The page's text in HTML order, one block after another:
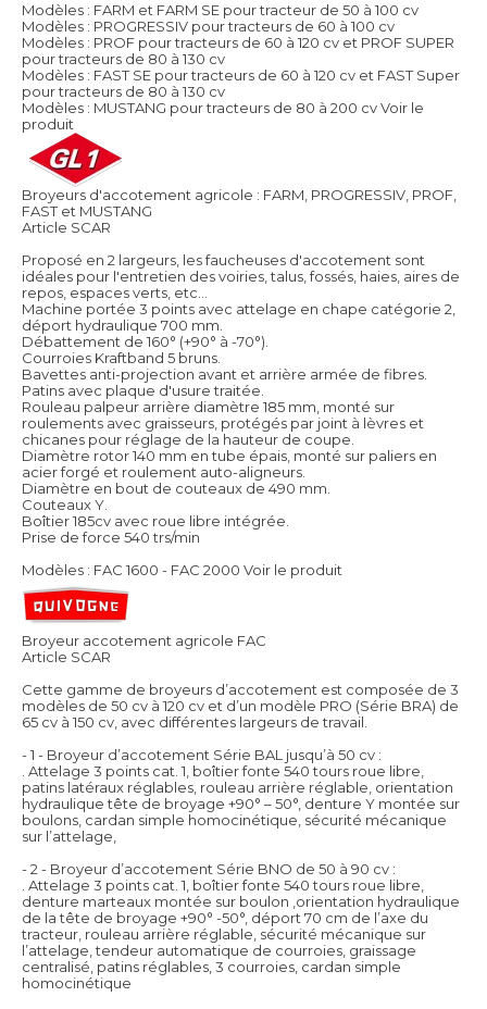
Modèles : FARM et FARM SE pour tracteur de 50 à 100 cv
Modèles : PROGRESSIV pour tracteurs de 60 à 100 cv
Modèles : PROF pour tracteurs de 60 à 120 cv et PROF SUPER
pour tracteurs de 80 à 130 cv
Modèles : FAST SE pour tracteurs de 60 à 120 cv et FAST Super
pour tracteurs de 80 à 130 cv
Modèles : MUSTANG pour tracteurs de 80 à 200 cvVoir le
produit
Broyeurs d'accotement agricole : FARM, PROGRESSIV, PROF,
FAST et MUSTANG
Article SCAR
Proposé en 2 largeurs, les faucheuses d'accotement sont
idéales pour l'entretien des voiries, talus, fossés, haies, aires de
repos, espaces verts, etc...
Machine portée 3 points avec attelage en chape catégorie 2,
déport hydraulique 700 mm.
Débattement de 160° (+90° à -70°).
Courroies Kraftband 5 bruns.
Bavettes anti-projection avant et arrière armée de fibres.
Patins avec plaque d'usure traitée.
Rouleau palpeur arrière diamètre 185 mm, monté sur
roulements avec graisseurs, protégés par joint à lèvres et
chicanes pour réglage de la hauteur de coupe.
Diamètre rotor 140 mm en tube épais, monté sur paliers en
acier forgé et roulement auto-aligneurs.
Diamètre en bout de couteaux de 490 mm.
Couteaux Y.
Boîtier 185cv avec roue libre intégrée.
Prise de force 540 trs/min
Modèles : FAC 1600 - FAC 2000 Voir le produit
Broyeur accotement agricole FAC
Article SCAR
Cette gamme de broyeurs d’accotement est composée de 3
modèles de 50 cv à 120 cv et d’un modèle PRO (Série BRA) de
65 cv à 150 cv, avec différentes largeurs de travail.
- 1 - Broyeur d’accotement Série BAL jusqu’à 50 cv :
. Attelage 3 points cat. 1, boîtier fonte 540 tours roue libre,
patins latéraux réglables, rouleau arrière réglable, orientation
hydraulique tête de broyage +90° – 50°, denture Y montée sur
boulons, cardan simple homocinétique, sécurité mécanique
sur l’attelage,
- 2 - Broyeur d’accotement Série BNO de 50 à 90 cv :
. Attelage 3 points cat. 1, boîtier fonte 540 tours roue libre,
denture marteaux montée sur boulon ,orientation hydraulique
de la tête de broyage +90° -50°, déport 70 cm de l’axe du
tracteur, rouleau arrière réglable, sécurité mécanique sur
l’attelage, tendeur automatique de courroies, graissage
centralisé, patins réglables, 3 courroies, cardan simple
homocinétique